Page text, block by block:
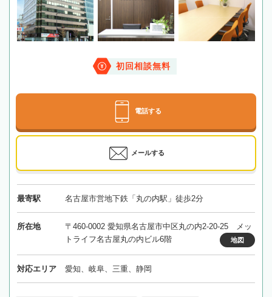
初回相談無料
電話する
メールする
最寄駅 名古屋市営地下鉄「丸の内駅」徒歩2分
所在地
〒460-0002 愛知県名古屋市中区丸の内2-20-25 メッ
トライフ名古屋丸の内ビル6階
地図
対応エリア 愛知、岐阜、三重、静岡